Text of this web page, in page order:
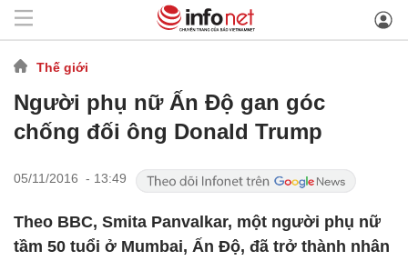
Thế giới
Người phụ nữ Ấn Độ gan góc
chống đối ông Donald Trump
05/11/2016 - 13:49
Theo BBC, Smita Panvalkar, một người phụ nữ
tầm 50 tuổi ở Mumbai, Ấn Độ, đã trở thành nhân